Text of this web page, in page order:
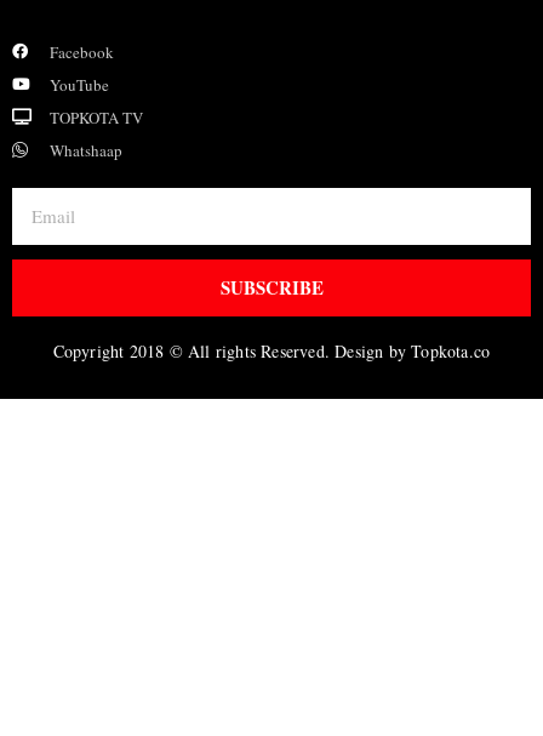
Facebook
YouTube
TOPKOTA TV
Whatshaap
SUBSCRIBE
Copyright 2018 © All rights Reserved. Design by Topkota.co